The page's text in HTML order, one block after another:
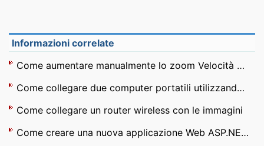
Informazioni correlate
Come aumentare manualmente lo zoom Velocità modem esterno ?
Come collegare due computer portatili utilizzando un cavo Ethernet
Come collegare un router wireless con le immagini
Come creare una nuova applicazione Web ASP.NET su un server Web remoto ?